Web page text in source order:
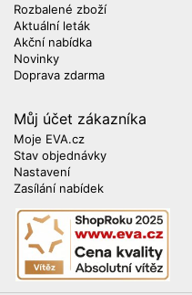
Rozbalené zboží
Aktuální leták
Akční nabídka
Novinky
Doprava zdarma
Můj účet zákazníka
Moje EVA.cz
Stav objednávky
Nastavení
Zasílání nabídek